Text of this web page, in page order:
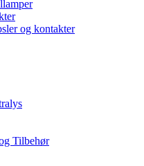
og kontakter
Tilbehør